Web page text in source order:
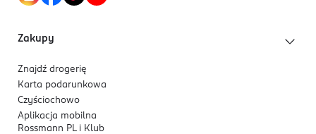
Zakupy
Znajdź drogerię
Karta podarunkowa
Czyściochowo
Aplikacja mobilna
Rossmann PL i Klub